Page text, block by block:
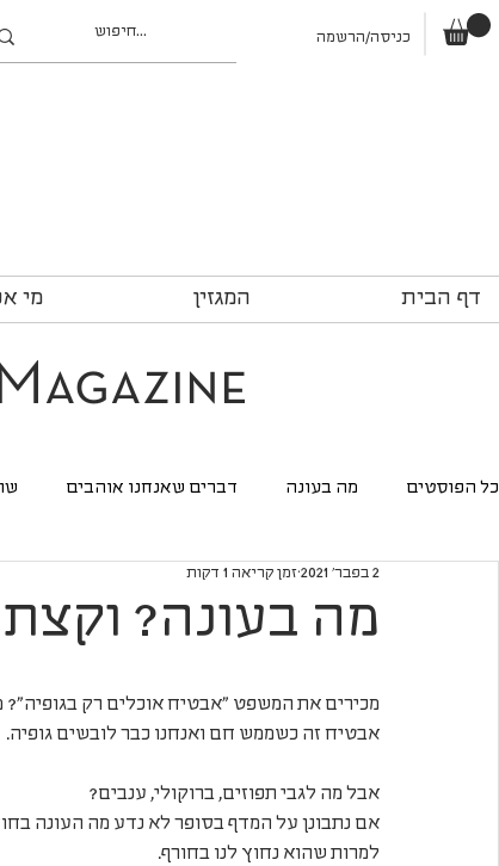
כניסה/הרשמה
דף הבית המגזין מי
כל הפוסטים מה בעונה דברים שאנחנו אוהבים
מה בעונה?
2 בפבר׳ 2021 זמן קריאה 1 דקות
מכירים את המשפט "אבטיח אוכלים רק
אבטיח זה כשממש חם ואנחנו כבר לובשים גופיה.
אבל מה לגבי תפוזים, ברוקולי, ענבים?
אם נתבונן על המדף בסופר לא נדע מה העונה
למרות שהוא נחוץ לנו בחורף.